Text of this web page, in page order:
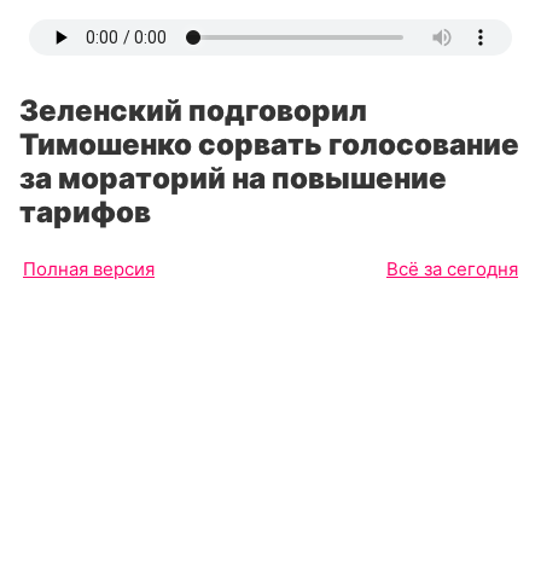
Зеленский подговорил
Тимошенко сорвать голосование
за мораторий на повышение
тарифов
Полная версия Всё за сегодня